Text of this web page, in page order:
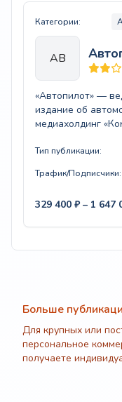
Категории:
АВ
«Автопилот» —
издание об
медиахолдинг
новости
Тип публикации:
Трафик/Подписчики:
329 400 ₽ – 1 647
Больше
Для крупных или
персональное
получаете